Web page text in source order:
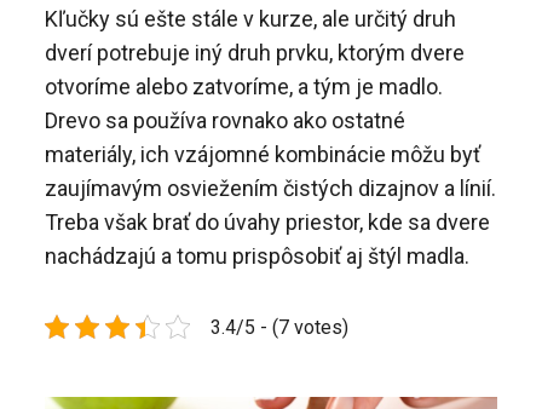
Kľučky sú ešte stále v kurze, ale určitý druh
dverí potrebuje iný druh prvku, ktorým dvere
otvoríme alebo zatvoríme, a tým je madlo.
Drevo sa používa rovnako ako ostatné
materiály, ich vzájomné kombinácie môžu byť
zaujímavým osviežením čistých dizajnov a línií.
Treba však brať do úvahy priestor, kde sa dvere
nachádzajú a tomu prispôsobiť aj štýl madla.
3.4/5 - (7 votes)